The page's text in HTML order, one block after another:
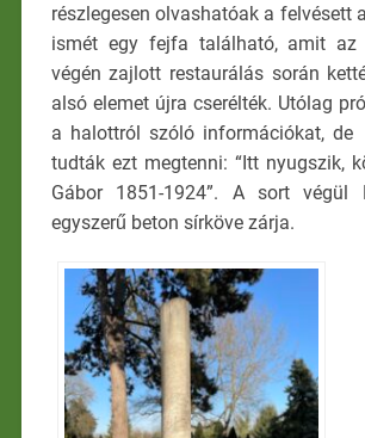
részlegesen olvashatóak a felvésett
ismét egy fejfa található, amit az
végén zajlott restaurálás során
alsó elemet újra cserélték. Utólag
a halottról szóló információkat, de
tudták ezt megtenni: “Itt nyugszik,
Gábor 1851-1924”. A sort végül
egyszerű beton sírköve zárja.